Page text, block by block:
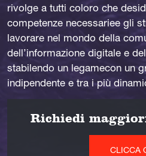
rivolge a tutti coloro che
competenze necessariee gli
lavorare nel mondo della
dell’informazione digitale e
stabilendo un legamecon un
indipendente e tra i più
Richiedi
CLICCA